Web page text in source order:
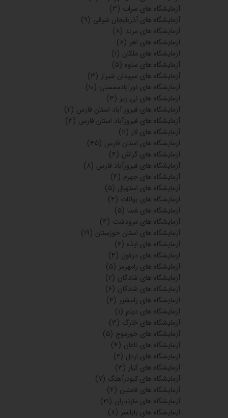
آزمایشگاه های سراب (۳)
آزمایشگاه های آذربایجان شرقی (۹)
آزمایشگاه های مرند (۸)
آزمایشگاه های اهر (۸)
آزمایشگاه های ملکان (۱)
آزمایشگاه های ساوه (۵)
آزمایشگاه های سپیدان شیراز (۳)
آزمایشگاه های نورآبادممسنی (۱۰)
آزمایشگاه های نی ریز (۳)
آزمایشگاه های فیروز آباد استان فارس (۲)
آزمایشگاه های فیروزآباد استان فارس (۳)
آزمایشگاه های لار (۱۱)
آزمایشگاه های استان فارس (۳۵)
آزمایشگاه های گراش (۴)
آزمایشگاه های فیروزآباد فارس (۸)
آزمایشگاه های جهرم (۴)
آزمایشگاه های استهبال (۵)
آزمایشگاه های بوانات (۴)
آزمایشگاه های فسا (۵)
آزمایشگاه های مرودشت (۴)
آزمایشگاه های استان خوزستان (۱۹)
آزمایشگاه های ایذه (۶)
آزمایشگاه های دزفول (۴)
آزمایشگاه های رامهرمز (۵)
آزمایشگاه های شادگان (۲)
آزمایشگاه های شادگان (۶)
آزمایشگاه های رامشیر (۴)
آزمایشگاه های دیلم (۱)
آزمایشگاه های خارگ (۳)
آزمایشگاه های خورموج (۵)
آزمایشگاه های ناغان (۴)
آزمایشگاه های اردل (۲)
آزمایشگاه های کیار (۳)
آزمایشگاه های کبودرآهنگ (۷)
آزمایشگاه های فامنین (۴)
آزمایشگاه های مازندران (۲۱)
آزمایشگاه های بابلسر (۸)